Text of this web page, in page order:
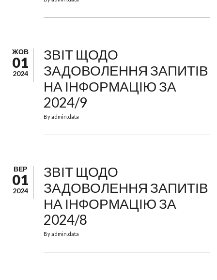
ЖОВ
01
2024
ЗВІТ ЩОДО
ЗАДОВОЛЕННЯ ЗАПИТІВ
НА ІНФОРМАЦІЮ ЗА
2024/9
Byadmin.data
ВЕР
01
2024
ЗВІТ ЩОДО
ЗАДОВОЛЕННЯ ЗАПИТІВ
НА ІНФОРМАЦІЮ ЗА
2024/8
Byadmin.data